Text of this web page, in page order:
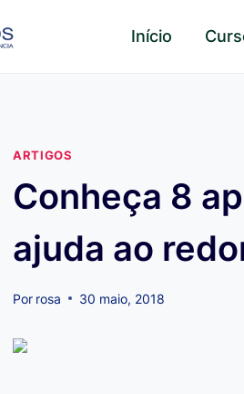
Início
ARTIGOS
Conheça 8
ajuda ao
Por rosa 30 maio, 2018